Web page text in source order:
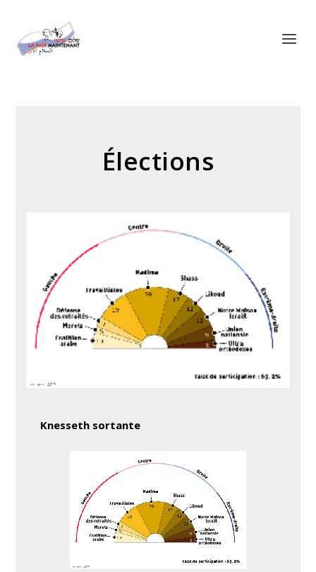
Élections
Knesseth sortante